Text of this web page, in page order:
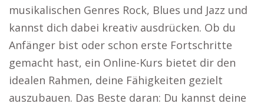
musikalischen Genres Rock, Blues und Jazz und
kannst dich dabei kreativ ausdrücken. Ob du
Anfänger bist oder schon erste Fortschritte
gemacht hast, ein Online-Kurs bietet dir den
idealen Rahmen, deine Fähigkeiten gezielt
auszubauen. Das Beste daran: Du kannst deine